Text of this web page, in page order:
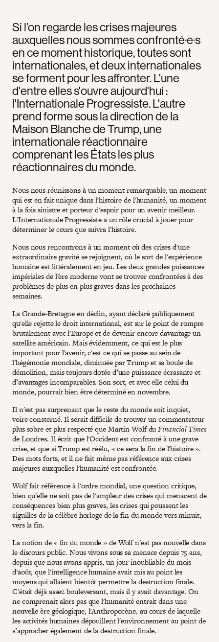
Si l’on regarde les crises majeures
auxquelles nous sommes confronté·e·s
en ce moment historique, toutes sont
internationales, et deux internationales
se forment pour les affronter. L'une
d'entre elles s'ouvre aujourd'hui :
l'Internationale Progressiste. L'autre
prend forme sous la direction de la
Maison Blanche de Trump, une
internationale réactionnaire
comprenant les États les plus
réactionnaires du monde.
Nous nous réunissons à un moment remarquable, un moment
qui est en fait unique dans l'histoire de l'humanité, un moment
à la fois sinistre et porteur d'espoir pour un avenir meilleur.
L'Internationale Progressiste a un rôle crucial à jouer pour
déterminer le cours que suivra l'histoire.
Nous nous rencontrons à un moment où des crises d'une
extraordinaire gravité se rejoignent, où le sort de l'expérience
humaine est littéralement en jeu. Les deux grandes puissances
impériales de l'ère moderne vont se trouver confrontées à des
problèmes de plus en plus graves dans les prochaines
semaines.
La Grande-Bretagne en déclin, ayant déclaré publiquement
qu'elle rejette le droit international, est sur le point de rompre
brutalement avec l'Europe et de devenir encore davantage un
satellite américain. Mais évidemment, ce qui est le plus
important pour l'avenir, c'est ce qui se passe au sein de
l'hégémonie mondiale, diminuée par Trump et sa boule de
démolition, mais toujours dotée d’une puissance écrasante et
d’avantages incomparables. Son sort, et avec elle celui du
monde, pourrait bien être déterminé en novembre.
Il n'est pas surprenant que le reste du monde soit inquiet,
voire consterné. Il serait difficile de trouver un commentateur
plus sobre et plus respecté que Martin Wolf duFinancial Times
de Londres. Il écrit que l'Occident est confronté à une grave
crise, et que si Trump est réélu, « ce sera la fin de l'histoire ».
Des mots forts, et il ne fait même pas référence aux crises
majeures auxquelles l'humanité est confrontée.
Wolf fait référence à l'ordre mondial, une question critique,
bien qu'elle ne soit pas de l'ampleur des crises qui menacent de
conséquences bien plus graves, les crises qui poussent les
aiguilles de la célèbre horloge de la fin du monde vers minuit,
vers la fin.
La notion de « fin du monde » de Wolf n'est pas nouvelle dans
le discours public. Nous vivons sous sa menace depuis 75 ans,
depuis que nous avons appris, un jour inoubliable du mois
d'août, que l'intelligence humaine avait mis au point les
moyens qui allaient bientôt permettre la destruction finale.
C'était déjà assez bouleversant, mais il y avait davantage. On
ne comprenait alors pas que l'humanité entrait dans une
nouvelle ère géologique, l'Anthropocène, au cours de laquelle
les activités humaines dépouillent l'environnement au point de
s’approcher également de la destruction finale.